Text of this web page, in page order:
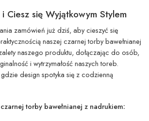
i Ciesz się Wyjątkowym Stylem
zamówień już dziś, aby cieszyć się
naszej czarnej torby bawełnianej
naszego produktu, dołączając do osób,
i wytrzymałość naszych toreb.
design spotyka się z codzienną
torby bawełnianej z nadrukiem: